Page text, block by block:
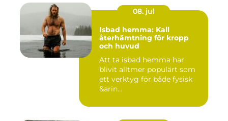
08. jul
Isbad hemma: Kall
återhämtning för kropp
och huvud
Att ta isbad hemma har
blivit alltmer populärt som
ett verktyg för både fysisk
&arin...